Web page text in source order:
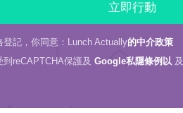
登記，你同意：Lunch Actually的中介政策
到reCAPTCHA保護及 Google私隱條例以 及